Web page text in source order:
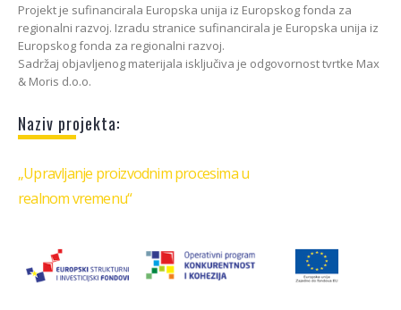
Projekt je sufinancirala Europska unija iz Europskog fonda za
regionalni razvoj. Izradu stranice sufinancirala je Europska unija iz
Europskog fonda za regionalni razvoj.
Sadržaj objavljenog materijala isključiva je odgovornost tvrtke Max
& Moris d.o.o.
Naziv projekta:
„Upravljanje proizvodnim procesima u
realnom vremenu“